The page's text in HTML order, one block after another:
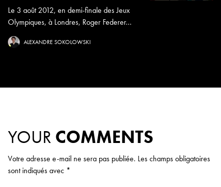
Le 3 août 2012, en demi-finale des Jeux
Olympiques, à Londres, Roger Federer...
ALEXANDRE SOKOLOWSKI
YOUR COMMENTS
Votre adresse e-mail ne sera pas publiée. Les champs obligatoires
sont indiqués avec *